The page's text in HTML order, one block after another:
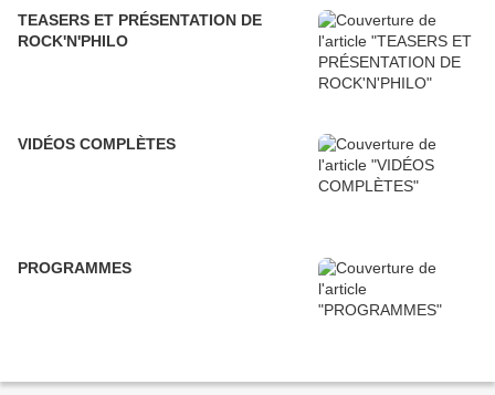
TEASERS ET PRÉSENTATION DE
ROCK'N'PHILO
VIDÉOS COMPLÈTES
PROGRAMMES